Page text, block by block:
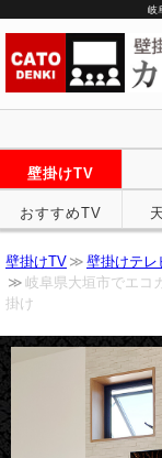
岐
壁掛けTV
おすすめTV
壁掛けTV
壁掛けテレ
岐阜県大垣市でエコ
掛け